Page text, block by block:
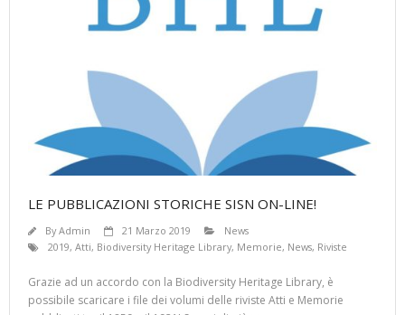
LE PUBBLICAZIONI STORICHE SISN ON-LINE!
ByAdmin 21 Marzo 2019
News
2019, Atti, Biodiversity Heritage Library, Memorie, News, Riviste
Grazie ad un accordo con la Biodiversity Heritage Library, è
possibile scaricare i file dei volumi delle riviste Atti e Memorie